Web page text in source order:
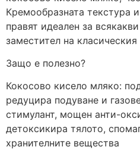
Кремообразната текстура
правят идеален за
заместител на класическия
Защо е полезно?
Кокосово кисело мляко:
редуцира подуване и
стимулант, мощен анти-
детоксикира тялото,
хранителните вещества